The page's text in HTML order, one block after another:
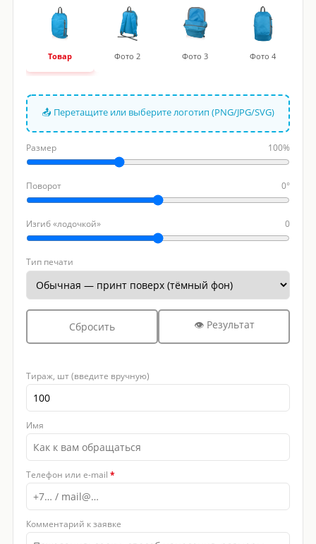
Товар Фото 2 Фото 3 Фото 4
📤 Перетащите или выберите логотип (PNG/JPG/SVG)
Размер 100%
Поворот 0°
Изгиб «лодочкой» 0
Тип печати
Сбросить 👁 Результат
Тираж, шт (введите вручную)
Имя
Телефон или e-mail *
Комментарий к заявке